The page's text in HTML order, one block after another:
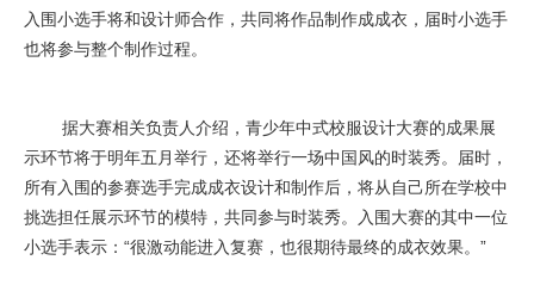
入围小选手将和设计师合作，共同将作品制作成成衣，届时小选手
也将参与整个制作过程。
据大赛相关负责人介绍，青少年中式校服设计大赛的成果展
示环节将于明年五月举行，还将举行一场中国风的时装秀。届时，
所有入围的参赛选手完成成衣设计和制作后，将从自己所在学校中
挑选担任展示环节的模特，共同参与时装秀。入围大赛的其中一位
小选手表示：“很激动能进入复赛，也很期待最终的成衣效果。”